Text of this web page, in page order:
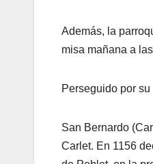
Además, la
misa mañana a
Perseguido por
San Bernardo
Carlet. En 1156